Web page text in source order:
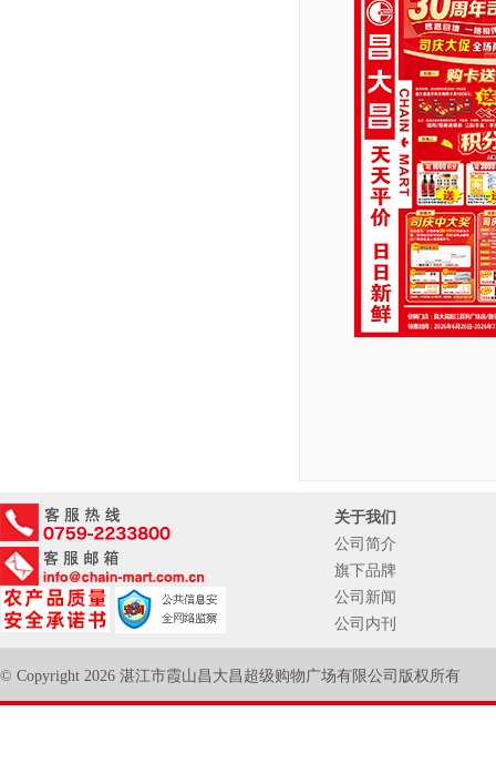
关于我们
公司简介
旗下品牌
公司新闻
公司内刊
© Copyright 2026 湛江市霞山昌大昌超级购物广场有限公司版权所有